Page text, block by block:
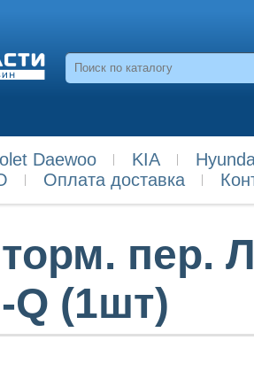
Daewoo KIA
Оплата доставка
пер.
Q (1шт)